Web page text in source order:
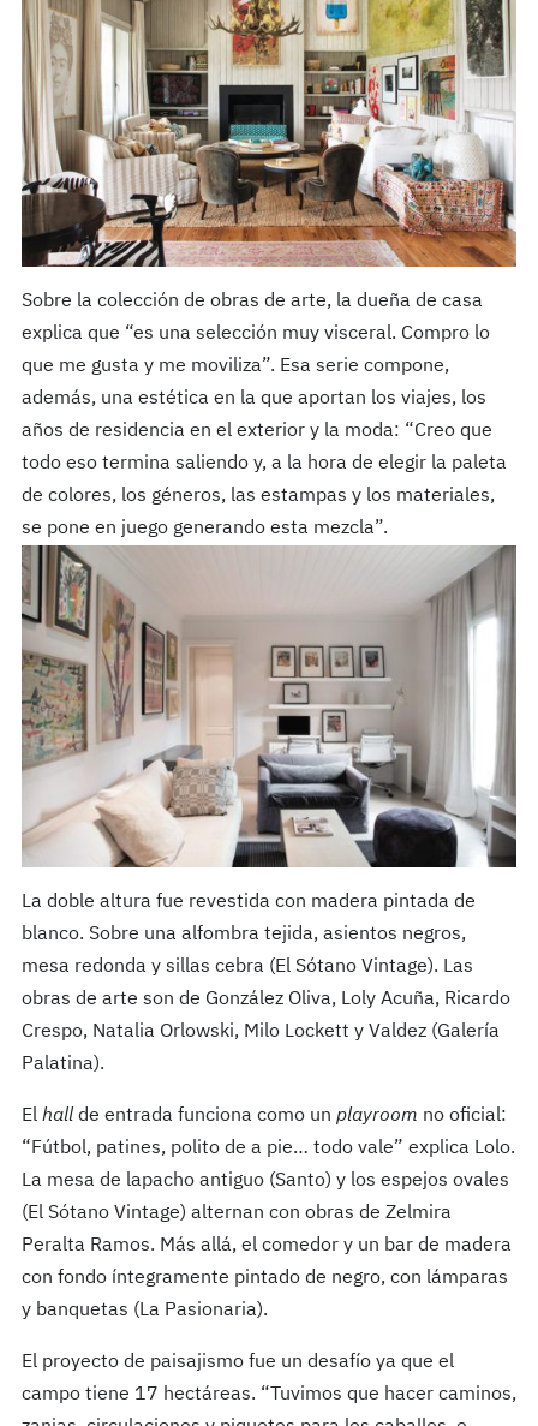
Sobre la colección de obras de arte, la dueña de casa
explica que “es una selección muy visceral. Compro lo
que me gusta y me moviliza”. Esa serie compone,
además, una estética en la que aportan los viajes, los
años de residencia en el exterior y la moda: “Creo que
todo eso termina saliendo y, a la hora de elegir la paleta
de colores, los géneros, las estampas y los materiales,
se pone en juego generando esta mezcla”.
La doble altura fue revestida con madera pintada de
blanco. Sobre una alfombra tejida, asientos negros,
mesa redonda y sillas cebra (El Sótano Vintage). Las
obras de arte son de González Oliva, Loly Acuña, Ricardo
Crespo, Natalia Orlowski, Milo Lockett y Valdez (Galería
Palatina).
El hallde entrada funciona como un playroom no oficial:
“Fútbol, patines, polito de a pie… todo vale” explica Lolo.
La mesa de lapacho antiguo (Santo) y los espejos ovales
(El Sótano Vintage) alternan con obras de Zelmira
Peralta Ramos. Más allá, el comedor y un bar de madera
con fondo íntegramente pintado de negro, con lámparas
y banquetas (La Pasionaria).
El proyecto de paisajismo fue un desafío ya que el
campo tiene 17 hectáreas. “Tuvimos que hacer caminos,